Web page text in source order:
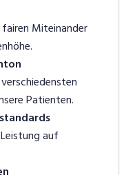
Miteinander
Patienten.
auf